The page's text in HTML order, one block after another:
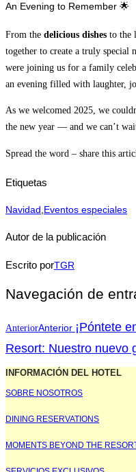
An Evening to Remember 🌟
From the delicious dishes to the
together to create a truly special
were joining us for a family
an evening filled with laughter,
As we welcomed 2025, we
the new year — and we can’t
Spread the word – share this
Etiquetas
Navidad Eventos especiales
Autor de la publicación
Escrito porTGR
Navegación de
AnteriorAnterior ¡Póntete
Resort: Nuestro nuevo
INFORMACIÓN DEL HOTEL
SOBRE NOSOTROS
DINING RESERVATIONS
MOMENTS BEYOND THE